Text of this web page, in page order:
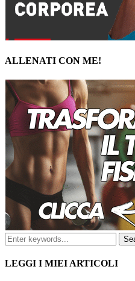
ALLENATI CON ME!
LEGGI I MIEI ARTICOLI